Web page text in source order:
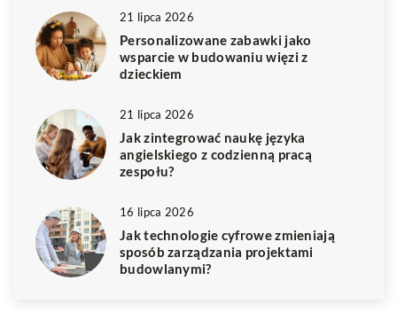
21 lipca 2026
Personalizowane zabawki jako
wsparcie w budowaniu więzi z
dzieckiem
21 lipca 2026
Jak zintegrować naukę języka
angielskiego z codzienną pracą
zespołu?
16 lipca 2026
Jak technologie cyfrowe zmieniają
sposób zarządzania projektami
budowlanymi?